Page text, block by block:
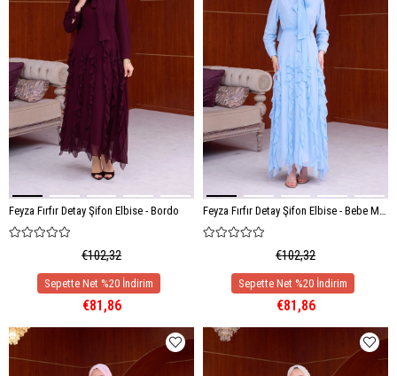
Feyza Fırfır Detay Şifon Elbise - Bordo
€102,32
€81,86
Feyza Fırfır Detay Şifon Elbise - Bebe Mavi
€102,32
€81,86